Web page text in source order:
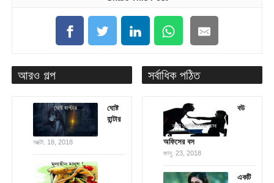
আরও গল্প
ঘোষ্ট
হান্টার
অক্টো. 18, 2018
সর্বাধিক পঠিত
বউ
অফিসের বস
জানু. 23, 2018
একটি